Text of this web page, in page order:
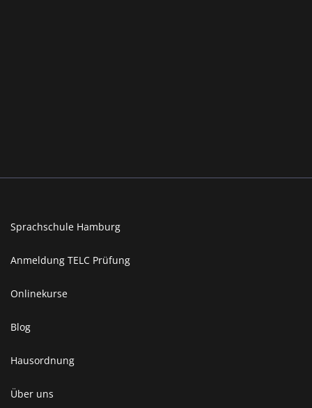
Sprachschule Hamburg
Anmeldung TELC Prüfung
Onlinekurse
Blog
Hausordnung
Über uns